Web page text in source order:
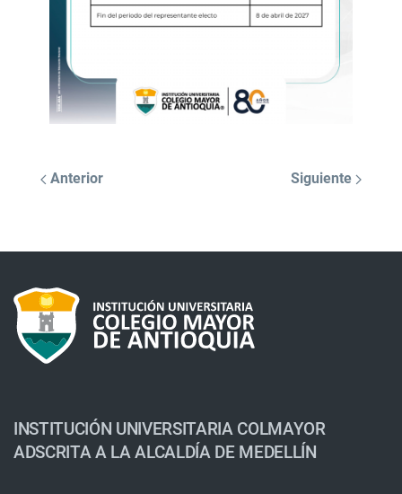
Anterior Siguiente
INSTITUCIÓN UNIVERSITARIA COLMAYOR
ADSCRITA A LA ALCALDÍA DE MEDELLÍN